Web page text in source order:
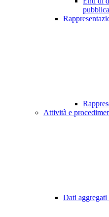
Attività e
Dati